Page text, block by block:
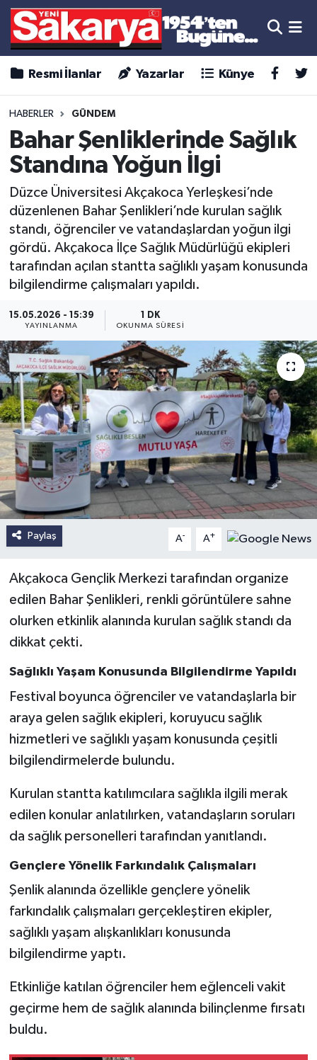
Resmi İlanlar Yazarlar Künye
HABERLER GÜNDEM
Bahar Şenliklerinde Sağlık
Standına Yoğun İlgi
Düzce Üniversitesi Akçakoca Yerleşkesi’nde
düzenlenen Bahar Şenlikleri’nde kurulan sağlık
standı, öğrenciler ve vatandaşlardan yoğun ilgi
gördü. Akçakoca İlçe Sağlık Müdürlüğü ekipleri
tarafından açılan stantta sağlıklı yaşam konusunda
bilgilendirme çalışmaları yapıldı.
15.05.2026 - 15:39
YAYINLANMA
1 DK
OKUNMA SÜRESI
Paylaş A- A+
Akçakoca Gençlik Merkezi tarafından organize
edilen Bahar Şenlikleri, renkli görüntülere sahne
olurken etkinlik alanında kurulan sağlık standı da
dikkat çekti.
Sağlıklı Yaşam Konusunda Bilgilendirme Yapıldı
Festival boyunca öğrenciler ve vatandaşlarla bir
araya gelen sağlık ekipleri, koruyucu sağlık
hizmetleri ve sağlıklı yaşam konusunda çeşitli
bilgilendirmelerde bulundu.
Kurulan stantta katılımcılara sağlıkla ilgili merak
edilen konular anlatılırken, vatandaşların soruları
da sağlık personelleri tarafından yanıtlandı.
Gençlere Yönelik Farkındalık Çalışmaları
Şenlik alanında özellikle gençlere yönelik
farkındalık çalışmaları gerçekleştiren ekipler,
sağlıklı yaşam alışkanlıkları konusunda
bilgilendirme yaptı.
Etkinliğe katılan öğrenciler hem eğlenceli vakit
geçirme hem de sağlık alanında bilinçlenme fırsatı
buldu.